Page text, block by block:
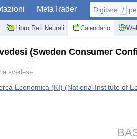
MetaTrader
Libro Reti Neurali Calendario
Digitare /
(Sweden Consumer
svedese
Economica (KI) (National Institute of